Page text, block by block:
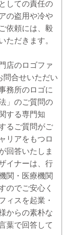
しての責任の
の盗用や冷や
依頼には、毅
ただきます。
店のロゴファ
問合せいただい
務所のロゴに
」のご質問の
する専門知
るご質問がご
リアをもつロ
回答いたしま
イナーは、行
関・医療機関
のでご安心く
ィスを起業・
からの素朴な
葉で回答して